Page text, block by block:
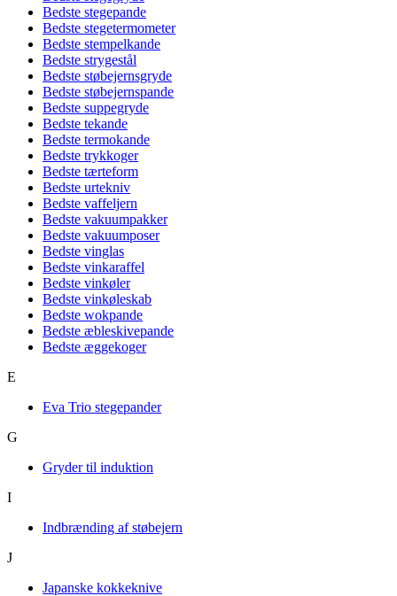
Bedste stegepande
Bedste stegetermometer
Bedste stempelkande
Bedste strygestål
Bedste støbejernsgryde
Bedste støbejernspande
Bedste suppegryde
Bedste tekande
Bedste termokande
Bedste trykkoger
Bedste tærteform
Bedste urtekniv
Bedste vaffeljern
Bedste vakuumpakker
Bedste vakuumposer
Bedste vinglas
Bedste vinkaraffel
Bedste vinkøler
Bedste vinkøleskab
Bedste wokpande
Bedste æbleskivepande
Bedste æggekoger
E
Eva Trio stegepander
G
Gryder til induktion
I
Indbrænding af støbejern
J
Japanske kokkeknive